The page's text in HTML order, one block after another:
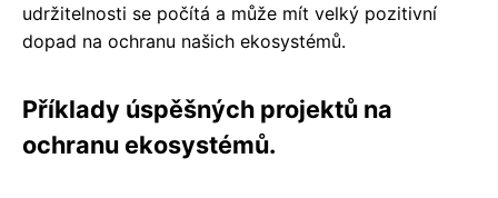
udržitelnosti se počítá a může mít velký pozitivní
dopad na ochranu našich ekosystémů.
Příklady úspěšných projektů na
ochranu ekosystémů.